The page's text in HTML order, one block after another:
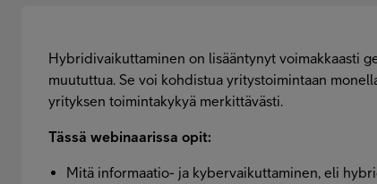
Hybridivaikuttaminen on lisääntynyt voimakkaasti
muututtua. Se voi kohdistua yritystoimintaan
yrityksen toimintakykyä merkittävästi.
Tässä webinaarissa opit:
Mitä informaatio- ja kybervaikuttaminen, eli